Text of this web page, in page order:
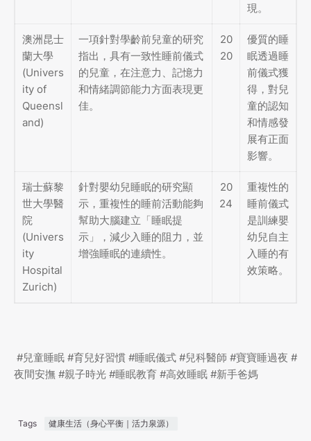
現。
澳洲昆士
蘭大學
(Univers
ity of
Queensl
and)
一項針對學齡前兒童的研究
指出，具有一致性睡前儀式
的兒童，在注意力、記憶力
和情緒調節能力方面表現更
佳。
20
20
優質的睡
眠透過睡
前儀式獲
得，對兒
童的認知
和情感發
展有正面
影響。
瑞士蘇黎
世大學醫
院
(Univers
ity
Hospital
Zurich)
針對嬰幼兒睡眠的研究顯
示，重複性的睡前活動能夠
幫助大腦建立「睡眠提
示」，減少入睡的阻力，並
增強睡眠的連續性。
20
24
重複性的
睡前儀式
是訓練嬰
幼兒自主
入睡的有
效策略。
#兒童睡眠 #育兒好習慣 #睡眠儀式 #兒科醫師 #寶寶睡過夜 #
夜間安撫 #親子時光 #睡眠教育 #高效睡眠 #新手爸媽
Tags 健康生活（身心平衡｜活力泉源）